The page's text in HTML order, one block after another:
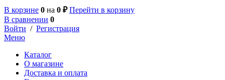
В корзине 0 на 0 ₽ Перейти в корзину
В сравнении 0
Войти / Регистрация
Меню
Каталог
О магазине
Доставка и оплата